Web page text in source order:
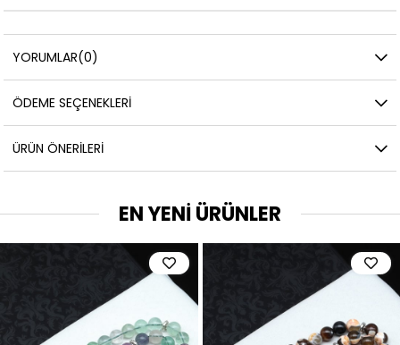
YORUMLAR(0)
ÖDEME SEÇENEKLERI
ÜRÜN ÖNERILERI
EN YENİ ÜRÜNLER